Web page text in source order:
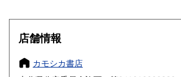
岐阜県
愛知県
店舗情報
カモシカ書店